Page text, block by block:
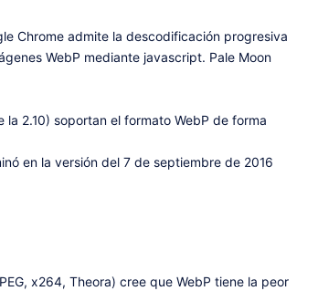
Chrome admite la descodificación progresiva
WebP mediante javascript. Pale Moon
2.10) soportan el formato WebP de forma
en la versión del 7 de septiembre de 2016
x264, Theora) cree que WebP tiene la peor